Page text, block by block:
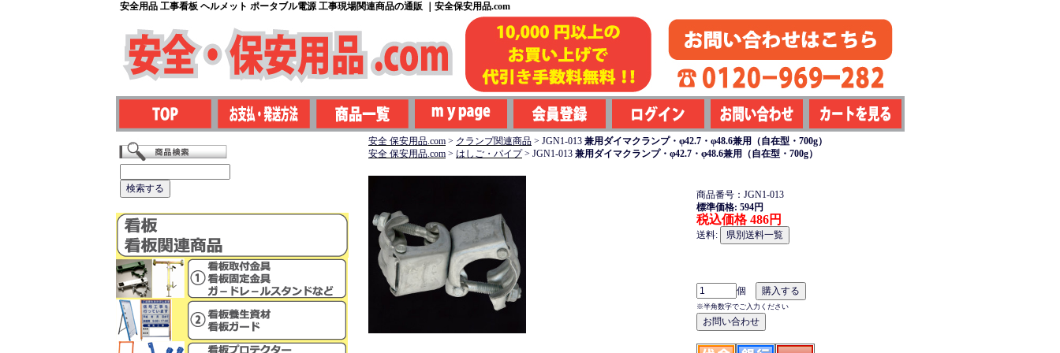
安全用品 工事看板 ヘルメット ポータブル電源 工事現場関連商品の通販 ｜安全保安用品.com
安全 保安用品.com > クランプ関連商品 > JGN1-013 兼用ダイマクランプ・φ42.7・φ48.6兼用（自在型・700g）
安全 保安用品.com > はしご・パイプ> JGN1-013 兼用ダイマクランプ・φ42.7・φ48.6兼用（自在型・700g）
商品番号：JGN1-013
標準価格: 594円
税込価格 486円
送料:
個
※半角数字でご入力ください